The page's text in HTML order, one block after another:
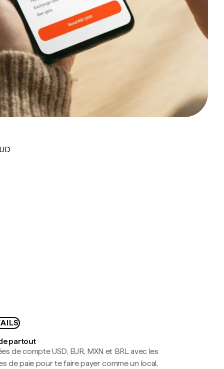
partout
de compte USD, EUR, MXN et BRL avec les
de paie pour te faire payer comme un local,